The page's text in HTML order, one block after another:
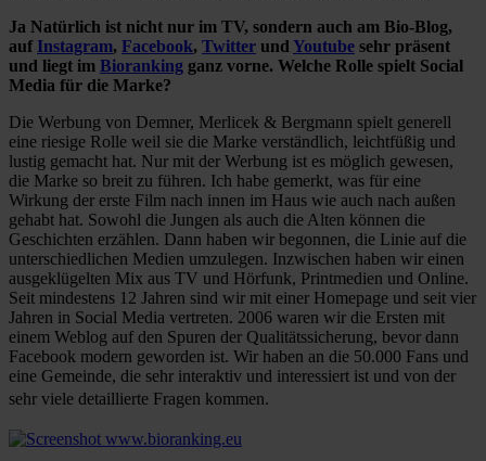
Ja Natürlich ist nicht nur im TV, sondern auch am Bio-Blog,
auf Instagram, Facebook, Twitter und Youtube sehr präsent
und liegt im Bioranking ganz vorne. Welche Rolle spielt Social
Media für die Marke?
Die Werbung von Demner, Merlicek & Bergmann spielt generell
eine riesige Rolle weil sie die Marke verständlich, leichtfüßig und
lustig gemacht hat. Nur mit der Werbung ist es möglich gewesen,
die Marke so breit zu führen. Ich habe gemerkt, was für eine
Wirkung der erste Film nach innen im Haus wie auch nach außen
gehabt hat. Sowohl die Jungen als auch die Alten können die
Geschichten erzählen. Dann haben wir begonnen, die Linie auf die
unterschiedlichen Medien umzulegen. Inzwischen haben wir einen
ausgeklügelten Mix aus TV und Hörfunk, Printmedien und Online.
Seit mindestens 12 Jahren sind wir mit einer Homepage und seit vier
Jahren in Social Media vertreten. 2006 waren wir die Ersten mit
einem Weblog auf den Spuren der Qualitätssicherung, bevor dann
Facebook modern geworden ist. Wir haben an die 50.000 Fans und
eine Gemeinde, die sehr interaktiv und interessiert ist und von der
sehr viele detaillierte Fragen kommen.